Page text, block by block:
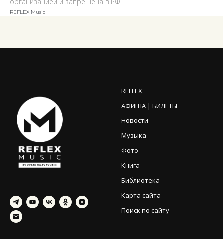
REFLEX Music
REFLEX
АФИША | БИЛЕТЫ
Новости
Музыка
Фото
Книга
Библиотека
Карта сайта
Поиск по сайту